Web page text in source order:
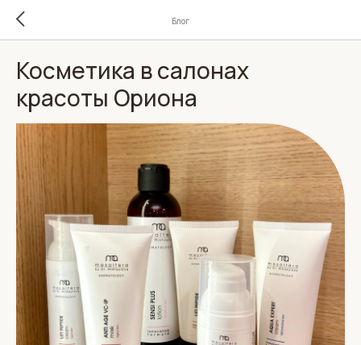
Блог
Косметика в салонах
красоты Ориона